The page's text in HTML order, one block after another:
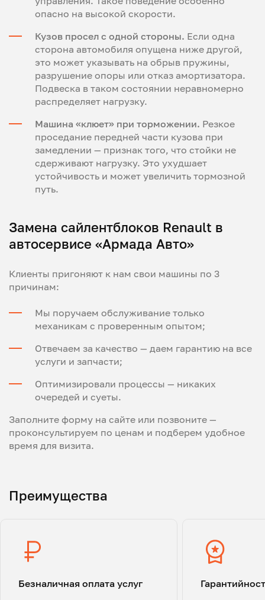
опасно на высокой скорости.
Кузов просел с одной стороны. Если одна
сторона автомобиля опущена ниже другой,
это может указывать на обрыв пружины,
разрушение опоры или отказ амортизатора.
Подвеска в таком состоянии неравномерно
распределяет нагрузку.
Машина «клюет» при торможении. Резкое
проседание передней части кузова при
замедлении — признак того, что стойки не
сдерживают нагрузку. Это ухудшает
устойчивость и может увеличить тормозной
путь.
Замена сайлентблоков Renault в
автосервисе «Армада Авто»
Клиенты пригоняют к нам свои машины по 3
причинам:
Мы поручаем обслуживание только
механикам с проверенным опытом;
Отвечаем за качество — даем гарантию на все
услуги и запчасти;
Оптимизировали процессы — никаких
очередей и суеты.
Заполните форму на сайте или позвоните —
проконсультируем по ценам и подберем удобное
время для визита.
Преимущества
Безналичная оплата услуг